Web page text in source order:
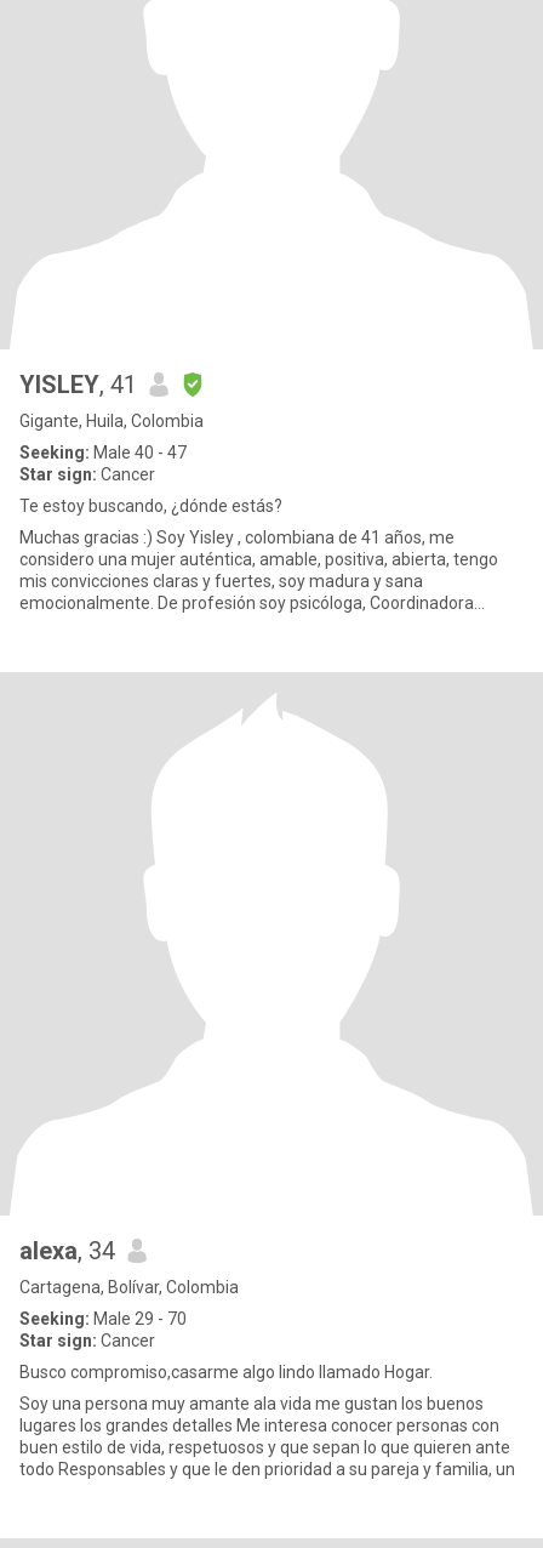
YISLEY, 41
Gigante, Huila, Colombia
Seeking: Male 40 - 47
Star sign: Cancer
Te estoy buscando, ¿dónde estás?
Muchas gracias :) Soy Yisley , colombiana de 41 años, me
considero una mujer auténtica, amable, positiva, abierta, tengo
mis convicciones claras y fuertes, soy madura y sana
emocionalmente. De profesión soy psicóloga, Coordinadora
alexa, 34
Cartagena, Bolívar, Colombia
Seeking: Male 29 - 70
Star sign: Cancer
Busco compromiso,casarme algo lindo llamado Hogar.
Soy una persona muy amante ala vida me gustan los buenos
lugares los grandes detalles Me interesa conocer personas con
buen estilo de vida, respetuosos y que sepan lo que quieren ante
todo Responsables y que le den prioridad a su pareja y familia, un